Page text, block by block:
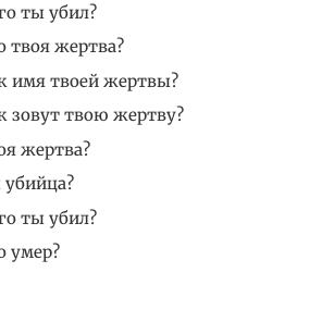
ты убил?
твоя жертва?
имя твоей жертвы?
зовут твою жертву?
жертва?
ты убил?
умер?